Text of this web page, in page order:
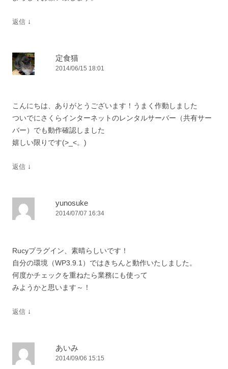
返信 ↓
定食猫
2014/06/15 18:01
こんにちは、ありがとうございます！うまく作動しました
ついでにさくらインターネットのレンタルサーバー（共有サー
バー）でも動作確認しました
嬉しい限りです(>_<。)
返信 ↓
yunosuke
2014/07/07 16:34
Rucyプラグイン、素晴らしいです！
自分の環境（WP3.9.1）ではきちんと動作いたしました。
何度かチェックを重ねたら業務にも使って
みようかと思います～！
返信 ↓
あいみ
2014/09/06 15:15